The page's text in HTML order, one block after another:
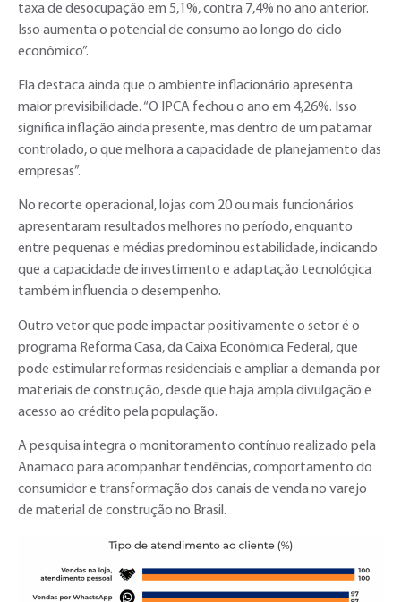
taxa de desocupação em 5,1%, contra 7,4% no ano anterior.
Isso aumenta o potencial de consumo ao longo do ciclo
econômico”.
Ela destaca ainda que o ambiente inflacionário apresenta
maior previsibilidade. “O IPCA fechou o ano em 4,26%. Isso
significa inflação ainda presente, mas dentro de um patamar
controlado, o que melhora a capacidade de planejamento das
empresas”.
No recorte operacional, lojas com 20 ou mais funcionários
apresentaram resultados melhores no período, enquanto
entre pequenas e médias predominou estabilidade, indicando
que a capacidade de investimento e adaptação tecnológica
também influencia o desempenho.
Outro vetor que pode impactar positivamente o setor é o
programa Reforma Casa, da Caixa Econômica Federal, que
pode estimular reformas residenciais e ampliar a demanda por
materiais de construção, desde que haja ampla divulgação e
acesso ao crédito pela população.
A pesquisa integra o monitoramento contínuo realizado pela
Anamaco para acompanhar tendências, comportamento do
consumidor e transformação dos canais de venda no varejo
de material de construção no Brasil.